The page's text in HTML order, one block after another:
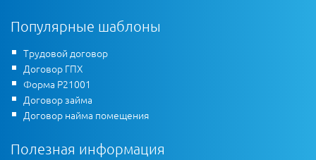
Популярные шаблоны
Трудовой договор
Договор ГПХ
Форма Р21001
Договор займа
Договор найма помещения
Полезная информация